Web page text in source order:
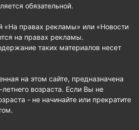
обязательной.
«На правах рекламы» или «Новости
на правах рекламы.
таких материалов несет
на этом сайте, предназначена
возраста. Если Вы не
- не начинайте или прекратите